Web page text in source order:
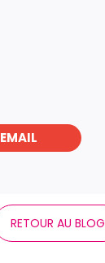
EMAIL
RETOUR AU BLOG